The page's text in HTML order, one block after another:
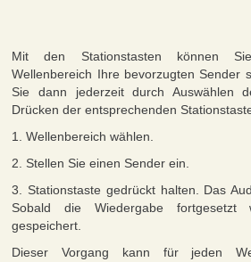
Mit den Stationstasten können
Wellenbereich Ihre bevorzugten Sender
Sie dann jederzeit durch Auswählen
Drücken der entsprechenden
1. Wellenbereich wählen.
2. Stellen Sie einen Sender ein.
3. Stationstaste gedrückt halten. Das
Sobald die Wiedergabe
gespeichert.
Dieser Vorgang kann für jeden